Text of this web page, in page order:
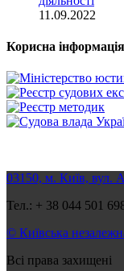
11.09.2022
Корисна інформація
03150, м. Київ, вул.
Тел.: + 38 044 501
© Київська
Всі права захищені